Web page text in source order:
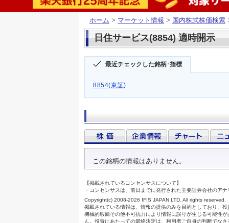
ホーム > マーケット情報 > 国内株式株価検索
日住サービス(8854) 適時開示
最近チェックした銘柄･指標
8854(東証)